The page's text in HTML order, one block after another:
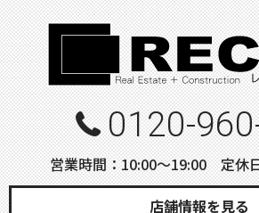
0120-
営業時間：10:00〜19:00 定休
店舗情報を見る